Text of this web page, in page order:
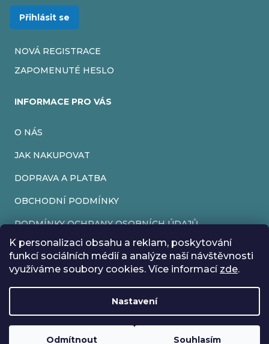
K personalizaci obsahu a reklam, poskytování
funkcí sociálních médií a analýze naší návštěvnosti
využíváme soubory cookies. Více informací zde.
Nastavení
Odmítnout Souhlasím
Rádi bychom vás informovali, že od 17. 7. do 24. 7. včetně
máme z důvodu dovolené zavřeno. Všechny objednávky
budou vyřízeny co nejdříve od 27. 7. :) Přejeme vám krásné
Přihlásit se
NOVÁ REGISTRACE
ZAPOMENUTÉ HESLO
INFORMACE PRO VÁS
O NÁS
JAK NAKUPOVAT
DOPRAVA A PLATBA
OBCHODNÍ PODMÍNKY
PODMÍNKY OCHRANY OSOBNÍCH ÚDAJŮ
VRÁCENÍ ZBOŽÍ
REKLAMACE
Vytvořil Shoptet
Copyright 2026EveryRetroGame. Všechna práva vyhrazena.
Upravit nastavení cookies
Loading